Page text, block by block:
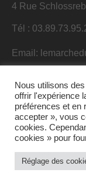
4 Rue
Tél :
Email:
2017
Nous utilisons
offrir l'expérience
préférences et en
accepter », vous
cookies.
cookies » pour
Réglage des